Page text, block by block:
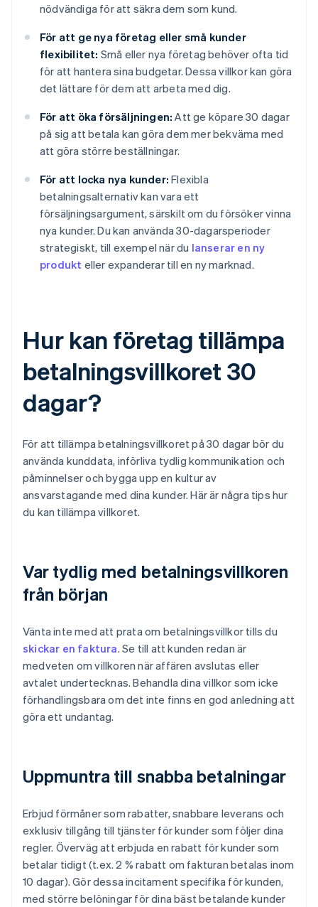
nödvändiga för att säkra dem som kund.
För att ge nya företag eller små kunder
flexibilitet: Små eller nya företag behöver ofta tid
för att hantera sina budgetar. Dessa villkor kan göra
det lättare för dem att arbeta med dig.
För att öka försäljningen: Att ge köpare 30 dagar
på sig att betala kan göra dem mer bekväma med
att göra större beställningar.
För att locka nya kunder: Flexibla
betalningsalternativ kan vara ett
försäljningsargument, särskilt om du försöker vinna
nya kunder. Du kan använda 30-dagarsperioder
strategiskt, till exempel när du lanserar en ny
produkt eller expanderar till en ny marknad.
Hur kan företag tillämpa
betalningsvillkoret 30
dagar?
För att tillämpa betalningsvillkoret på 30 dagar bör du
använda kunddata, införliva tydlig kommunikation och
påminnelser och bygga upp en kultur av
ansvarstagande med dina kunder. Här är några tips hur
du kan tillämpa villkoret.
Var tydlig med betalningsvillkoren
från början
Vänta inte med att prata om betalningsvillkor tills du
skickar en faktura. Se till att kunden redan är
medveten om villkoren när affären avslutas eller
avtalet undertecknas. Behandla dina villkor som icke
förhandlingsbara om det inte finns en god anledning att
göra ett undantag.
Uppmuntra till snabba betalningar
Erbjud förmåner som rabatter, snabbare leverans och
exklusiv tillgång till tjänster för kunder som följer dina
regler. Överväg att erbjuda en rabatt för kunder som
betalar tidigt (t.ex. 2 % rabatt om fakturan betalas inom
10 dagar). Gör dessa incitament specifika för kunden,
med större belöningar för dina bäst betalande kunder